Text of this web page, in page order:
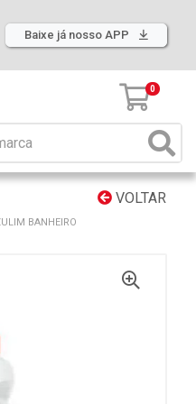
Baixe já nosso APP
0
VOLTAR
BANHEIRO